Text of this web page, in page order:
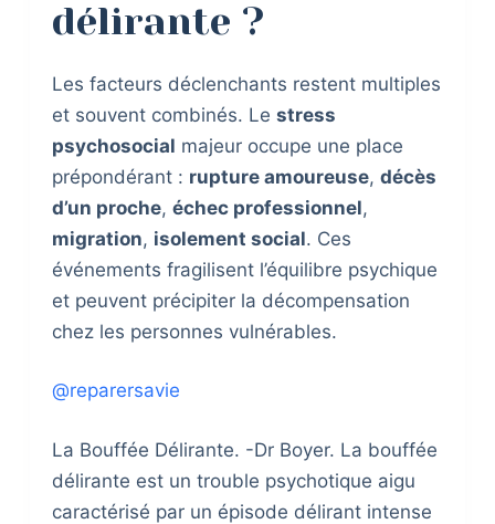
délirante ?
Les facteurs déclenchants restent multiples
et souvent combinés. Le stress
psychosocial majeur occupe une place
prépondérant : rupture amoureuse, décès
d’un proche, échec professionnel,
migration, isolement social. Ces
événements fragilisent l’équilibre psychique
et peuvent précipiter la décompensation
chez les personnes vulnérables.
@reparersavie
La Bouffée Délirante. -Dr Boyer. La bouffée
délirante est un trouble psychotique aigu
caractérisé par un épisode délirant intense